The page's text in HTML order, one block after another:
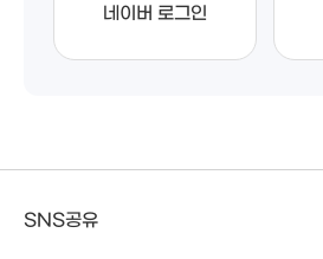
네이버 로그인
SNS공유